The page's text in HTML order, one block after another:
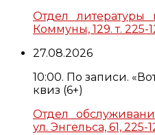
Отдел литературы
Коммуны, 129. т. 225-
27.08.2026
10:00. По записи.
квиз (6+)
Отдел
ул. Энгельса, 61, 225-